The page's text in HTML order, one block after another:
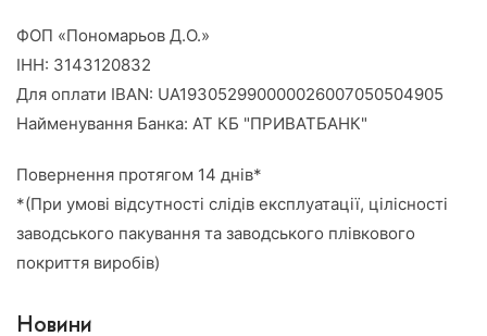
ФОП «Пономарьов Д.О.»
ІНН: 3143120832
Для оплати IBAN: UA193052990000026007050504905
Найменування Банка: АТ КБ "ПРИВАТБАНК"
Повернення протягом 14 днів*
*(При умові відсутності слідів експлуатації, цілісності
заводського пакування та заводського плівкового
покриття виробів)
Новини